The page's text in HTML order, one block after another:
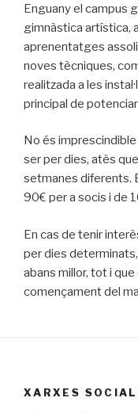
Enguany el campus
gimnàstica artística,
aprenentatges
noves tècniques,
realitzada a les
principal de
No és imprescindible
ser per dies, atès
setmanes diferents.
90€ per a socis i de
En cas de tenir
per dies
abans millor, tot i
començament del
XARXES